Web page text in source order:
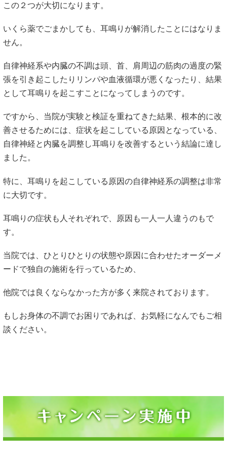
この２つが大切になります。
いくら薬でごまかしても、耳鳴りが解消したことにはなりま
せん。
自律神経系や内臓の不調は頭、首、肩周辺の筋肉の過度の緊
張を引き起こしたりリンパや血液循環が悪くなったり、結果
として耳鳴りを起こすことになってしまうのです。
ですから、当院が実験と検証を重ねてきた結果、根本的に改
善させるためには、症状を起こしている原因となっている、
自律神経と内臓を調整し耳鳴りを改善するという結論に達し
ました。
特に、耳鳴りを起こしている原因の自律神経系の調整は非常
に大切です。
耳鳴りの症状も人それぞれで、原因も一人一人違うのもで
す。
当院では、ひとりひとりの状態や原因に合わせたオーダーメ
ードで独自の施術を行っているため、
他院では良くならなかった方が多く来院されております。
もしお身体の不調でお困りであれば、お気軽になんでもご相
談ください。